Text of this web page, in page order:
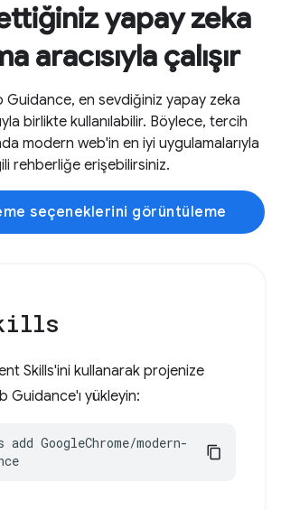
yapay zeka
aracısıyla çalışır
Guidance, en sevdiğiniz yapay zeka
birlikte kullanılabilir. Böylece, tercih
modern web'in en iyi uygulamalarıyla
rehberliğe erişebilirsiniz.
seçeneklerini görüntüleme
Skills'ini kullanarak projenize
Guidance'ı yükleyin:
GoogleChrome/modern-